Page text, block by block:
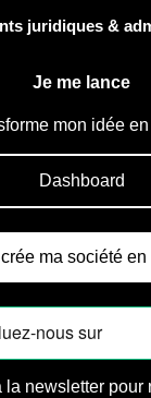
juridiques &
Je me lance
mon idée
Dashboard
ma société en
la newsletter pour